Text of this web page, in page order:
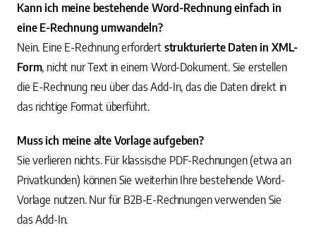
Kann ich meine bestehende Word-Rechnung einfach in
eine E-Rechnung umwandeln?
Nein. Eine E-Rechnung erfordert strukturierte Daten in XML-
Form, nicht nur Text in einem Word-Dokument. Sie erstellen
die E-Rechnung neu über das Add-In, das die Daten direkt in
das richtige Format überführt.
Muss ich meine alte Vorlage aufgeben?
Sie verlieren nichts. Für klassische PDF-Rechnungen (etwa an
Privatkunden) können Sie weiterhin Ihre bestehende Word-
Vorlage nutzen. Nur für B2B-E-Rechnungen verwenden Sie
das Add-In.